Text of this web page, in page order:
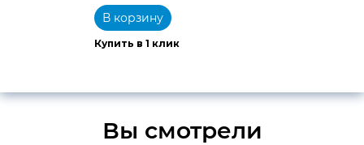
Купить в 1 клик
В корзину
Вы смотрели